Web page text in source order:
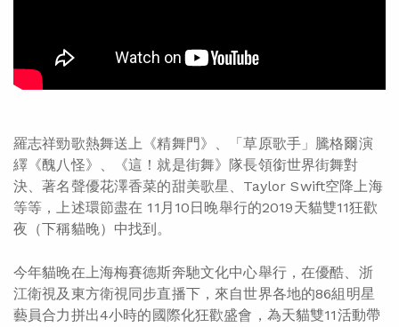
羅志祥勁歌熱舞送上《精舞門》、「草原歌手」騰格爾演
繹《醜八怪》、《這！就是街舞》隊長領銜世界街舞對
決、著名聲優花澤香菜的甜美歌星、Taylor Swift空降上海
等等，上述環節盡在 11月10日晚舉行的2019天貓雙11狂歡
夜（下稱貓晚）中找到。
今年貓晚在上海梅賽德斯奔馳文化中心舉行，在優酷、浙
江衛視及東方衛視同步直播下，來自世界各地的86組明星
藝員合力拼出4小時的國際化狂歡盛會，為天貓雙11活動帶